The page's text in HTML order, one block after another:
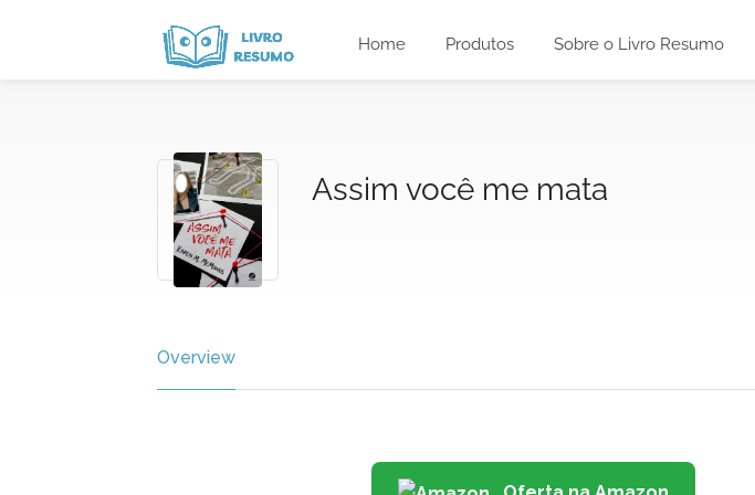
Home Produtos Sobre o Livro Resumo
Assim você me mata
Overview